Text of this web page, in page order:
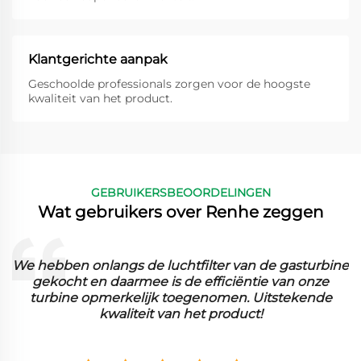
Klantgerichte aanpak
Geschoolde professionals zorgen voor de hoogste
kwaliteit van het product.
GEBRUIKERSBEOORDELINGEN
Wat gebruikers over Renhe zeggen
de luchtfilter van de gasturbine
is de efficiëntie van onze
toegenomen. Uitstekende
van het product!
De gevouwen
in onze faciliteit. Het
en we hebben